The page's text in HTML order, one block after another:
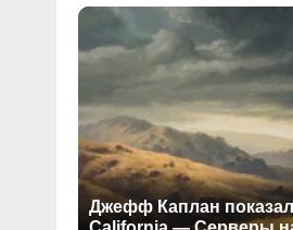
Джефф Каплан